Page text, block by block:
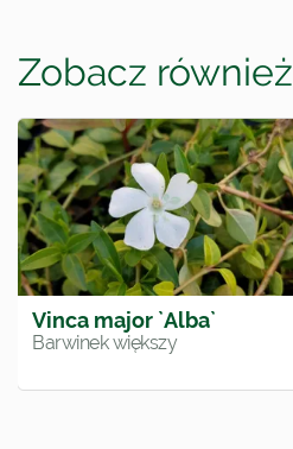
Zobacz również
Vinca major `Alba`
Barwinek większy